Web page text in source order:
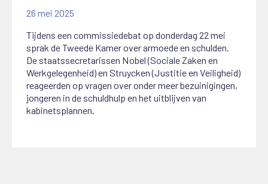
26 mei 2025
Tijdens een commissiedebat op donderdag 22 mei
sprak de Tweede Kamer over armoede en schulden.
De staatssecretarissen Nobel (Sociale Zaken en
Werkgelegenheid) en Struycken (Justitie en Veiligheid)
reageerden op vragen over onder meer bezuinigingen,
jongeren in de schuldhulp en het uitblijven van
kabinetsplannen.